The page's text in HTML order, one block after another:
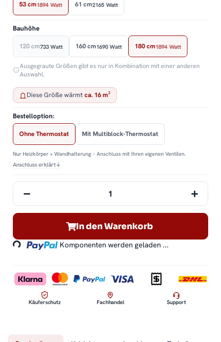
53 cm1894 Watt 61 cm2165 Watt
Bauhöhe
120 cm733 Watt 160 cm1690 Watt 180 cm1894 Watt
Ausgegraute Größen gibt es nur in Kombination mit einer anderen
Auswahl.
Diese Größe wärmt ca. 16 m²
Bestelloption:
Ohne Thermostat Mit Multiblock-Thermostat
Nur Heizkörper + Wandhalterung – Anschluss mit Ihren eigenen Ventilen.
Anschluss erklärt↓
In den Warenkorb
Loading... Komponenten werden geladen ...
Käuferschutz Fachhandel Support